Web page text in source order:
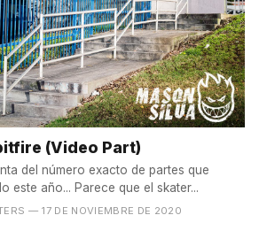
(Video Part)
del número exacto de partes que
este año... Parece que el skater...
— 17 DE NOVIEMBRE DE 2020